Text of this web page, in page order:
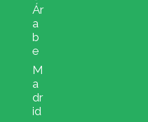
Ár
a
b
e
M
a
dr
id